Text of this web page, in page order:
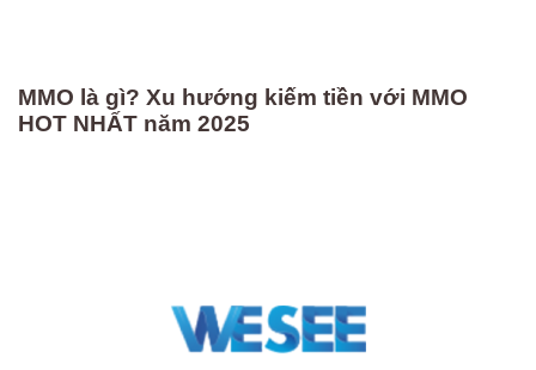
MMO là gì? Xu hướng kiếm tiền với MMO
HOT NHẤT năm 2025